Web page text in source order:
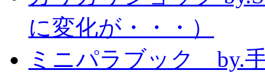
に変化が・・・）
ミニパラブック by.